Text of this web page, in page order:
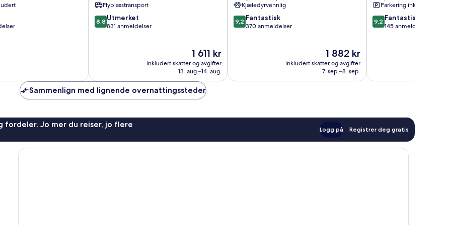
Flyplasstransport
8.8
av
8,8 Utmerket
831 anmeldelser
Prisen
er
1 611 kr
1 611 kr
inkludert skatter og avgifter
13. aug.–14. aug.
Kjæledyrvennlig
9.2
av
9,2 Fantastisk
370 anmeldelser
Prisen
er
1 882 kr
1 882 kr
inkludert skatter og avgifter
7. sep.–8. sep.
Parkering inkludert
9.2
av
9,2 Fantastisk
145 anmeldelser
Sammenlign med lignende overnattingssteder
fordeler. Jo mer du reiser, jo flere
Logg på Registrer deg gratis